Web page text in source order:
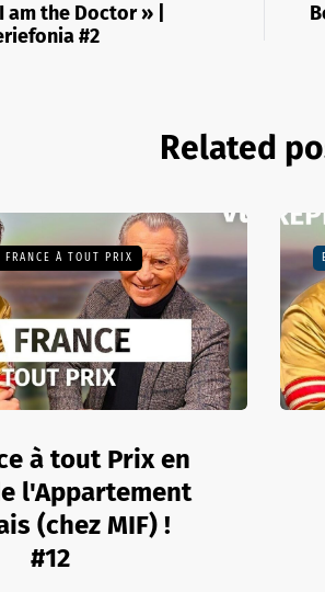
am the Doctor » |
#2
Related
FRANCE À TOUT PRIX
à tout Prix en
l'Appartement
(chez MIF) !
#12